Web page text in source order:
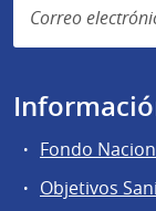
Fondo
Objetivos